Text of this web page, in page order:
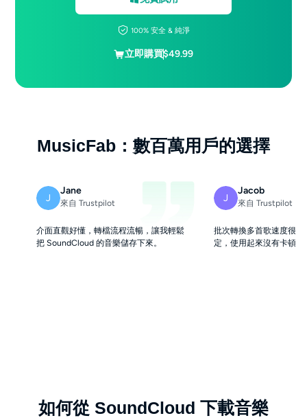
100% 安全 & 純淨
立即購買$49.99
MusicFab：數百萬用戶的選擇
J
Jane
來自 Trustpilot
介面直觀好懂，轉檔流程流暢，讓我輕鬆
把 SoundCloud 的音樂儲存下來。
J
Jacob
來自 Trustpilot
批次轉換多首歌速度很快
定，使用起來沒有卡頓情
如何從 SoundCloud 下載音樂